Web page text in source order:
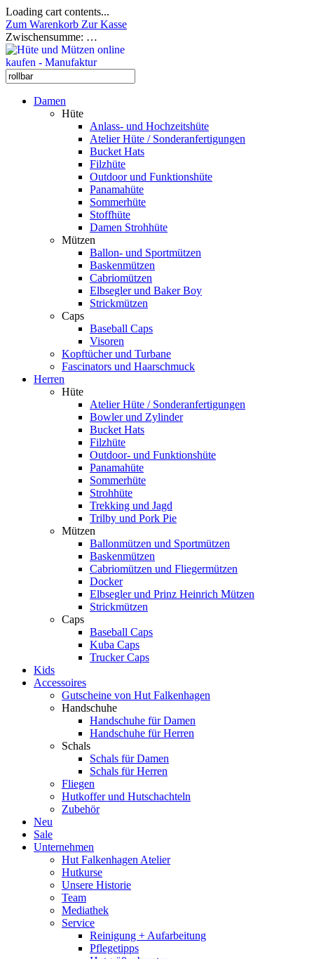
Loading cart contents...
Zum Warenkorb Zur Kasse
Zwischensumme: …
Damen
Hüte
Anlass- und Hochzeitshüte
Atelier Hüte / Sonderanfertigungen
Bucket Hats
Filzhüte
Outdoor und Funktionshüte
Panamahüte
Sommerhüte
Stoffhüte
Damen Strohhüte
Mützen
Ballon- und Sportmützen
Baskenmützen
Cabriomützen
Elbsegler und Baker Boy
Strickmützen
Caps
Baseball Caps
Visoren
Kopftücher und Turbane
Fascinators und Haarschmuck
Herren
Hüte
Atelier Hüte / Sonderanfertigungen
Bowler und Zylinder
Bucket Hats
Filzhüte
Outdoor- und Funktionshüte
Panamahüte
Sommerhüte
Strohhüte
Trekking und Jagd
Trilby und Pork Pie
Mützen
Ballonmützen und Sportmützen
Baskenmützen
Cabriomützen und Fliegermützen
Docker
Elbsegler und Prinz Heinrich Mützen
Strickmützen
Caps
Baseball Caps
Kuba Caps
Trucker Caps
Kids
Accessoires
Gutscheine von Hut Falkenhagen
Handschuhe
Handschuhe für Damen
Handschuhe für Herren
Schals
Schals für Damen
Schals für Herren
Fliegen
Hutkoffer und Hutschachteln
Zubehör
Neu
Sale
Unternehmen
Hut Falkenhagen Atelier
Hutkurse
Unsere Historie
Team
Mediathek
Service
Reinigung + Aufarbeitung
Pflegetipps